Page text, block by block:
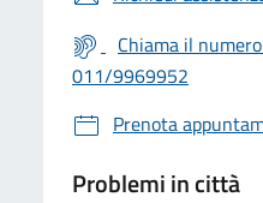
Chiama il
011/9969952
Prenota
Problemi in città